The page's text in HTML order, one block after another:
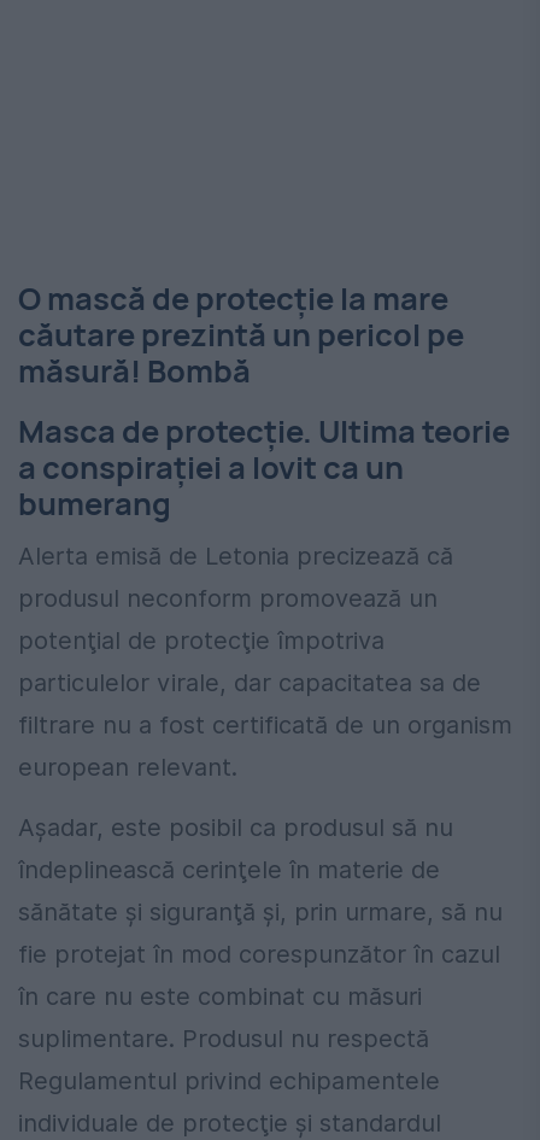
O mască de protecţie la mare
căutare prezintă un pericol pe
măsură! Bombă
Masca de protecţie. Ultima teorie
a conspiraţiei a lovit ca un
bumerang
Alerta emisă de Letonia precizează că
produsul neconform promovează un
potenţial de protecţie împotriva
particulelor virale, dar capacitatea sa de
filtrare nu a fost certificată de un organism
european relevant.
Așadar, este posibil ca produsul să nu
îndeplinească cerinţele în materie de
sănătate şi siguranţă şi, prin urmare, să nu
fie protejat în mod corespunzător în cazul
în care nu este combinat cu măsuri
suplimentare. Produsul nu respectă
Regulamentul privind echipamentele
individuale de protecţie şi standardul